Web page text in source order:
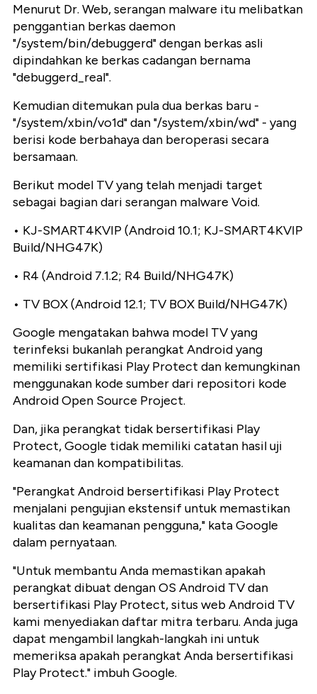
Menurut Dr. Web, serangan malware itu melibatkan
penggantian berkas daemon
"/system/bin/debuggerd" dengan berkas asli
dipindahkan ke berkas cadangan bernama
"debuggerd_real".
Kemudian ditemukan pula dua berkas baru -
"/system/xbin/vo1d" dan "/system/xbin/wd" - yang
berisi kode berbahaya dan beroperasi secara
bersamaan.
Berikut model TV yang telah menjadi target
sebagai bagian dari serangan malware Void.
• KJ-SMART4KVIP (Android 10.1; KJ-SMART4KVIP
Build/NHG47K)
• R4 (Android 7.1.2; R4 Build/NHG47K)
• TV BOX (Android 12.1; TV BOX Build/NHG47K)
Google mengatakan bahwa model TV yang
terinfeksi bukanlah perangkat Android yang
memiliki sertifikasi Play Protect dan kemungkinan
menggunakan kode sumber dari repositori kode
Android Open Source Project.
Dan, jika perangkat tidak bersertifikasi Play
Protect, Google tidak memiliki catatan hasil uji
keamanan dan kompatibilitas.
"Perangkat Android bersertifikasi Play Protect
menjalani pengujian ekstensif untuk memastikan
kualitas dan keamanan pengguna," kata Google
dalam pernyataan.
"Untuk membantu Anda memastikan apakah
perangkat dibuat dengan OS Android TV dan
bersertifikasi Play Protect, situs web Android TV
kami menyediakan daftar mitra terbaru. Anda juga
dapat mengambil langkah-langkah ini untuk
memeriksa apakah perangkat Anda bersertifikasi
Play Protect." imbuh Google.